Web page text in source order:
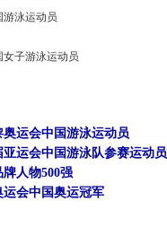
游泳运动员
女子游泳运动员
奥运会中国游泳运动员
亚运会中国游泳队参赛运动员
牌人物500强
运会中国奥运冠军